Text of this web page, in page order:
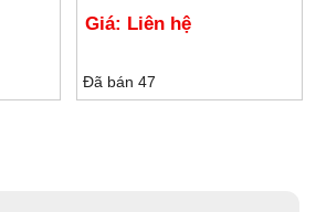
Giá: Liên hệ
Đã bán 47